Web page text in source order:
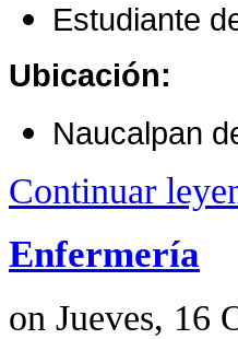
Estudiante
Ubicación:
Naucalpan
Continuar
Enfermería
on Jueves, 16